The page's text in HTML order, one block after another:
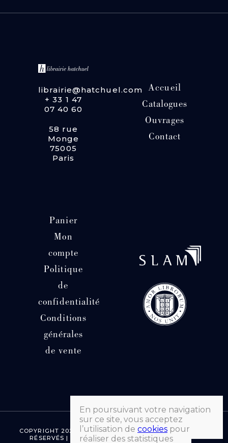
librairie@hatchuel.com
+ 33 1 47
07 40 60
58 rue
Monge
75005
Paris
Accueil
Catalogues
Ouvrages
Contact
Panier
Mon
compte
Politique
de
confidentialité
Conditions
générales
de vente
COPYRIGHT 2026 © LIBRAIRIE HATCHUEL | TOUS DROITS
RÉSERVÉS | FAIT AVEC ♡ PAR MORGANE SEVENET
En poursuivant votre navigation
sur ce site, vous acceptez
l’utilisation de cookies pour
réaliser des statistiques